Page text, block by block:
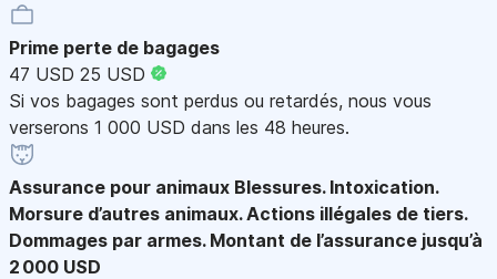
Prime perte de bagages
47 USD 25 USD
Si vos bagages sont perdus ou retardés, nous vous
verserons 1 000 USD dans les 48 heures.
Assurance pour animaux Blessures. Intoxication.
Morsure d’autres animaux. Actions illégales de tiers.
Dommages par armes. Montant de l’assurance jusqu’à
2 000 USD